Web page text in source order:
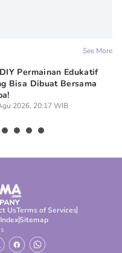
See More
Permainan Edukatif
Bisa Dibuat Bersama
2026, 20:17 WIB
UsTerms of Services
IndexSitemap